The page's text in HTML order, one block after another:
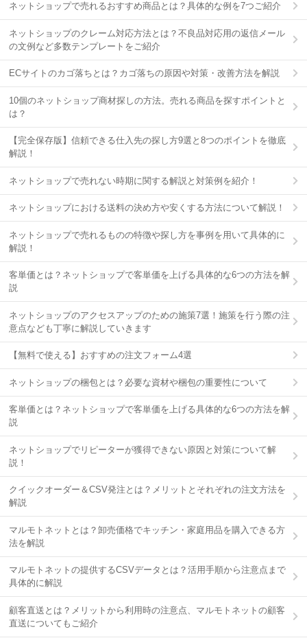
ネットショップで売れるおすすめ商品とは？具体的な例を7つご紹介
ネットショップのクレーム対応方法とは？不良品対応用の返信メール
の文例など多数テンプレートをご紹介
ECサイトのカゴ落ちとは？カゴ落ちの原因や対策・改善方法を解説
10個のネットショップ商材探しの方法。売れる商品を探すポイントと
は？
【完全保存版】信頼できる仕入先の探し方9選と8つのポイントを徹底
解説！
ネットショップで売れない時期に関する解説と対策例を紹介！
ネットショップにおける送料の決め方や安くする方法について解説！
ネットショップで売れるものの特徴や探し方を事例を用いて具体的に
解説！
客単価とは？ネットショップで客単価を上げる具体的な6つの方法を解
説
ネットショップのアクセスアップのための施策7選！施策を行う際の注
意点なども丁寧に解説していきます
【無料で使える】おすすめの注文フォーム4選
ネットショップの梱包とは？必要な資材や梱包の重要性について
客単価とは？ネットショップで客単価を上げる具体的な6つの方法を解
説
ネットショップでリピーターが獲得できない原因と対策について解
説！
クイックオーダー＆CSV発注とは？メリットとそれぞれの注文方法を
解説
マルモトネットとは？卸売価格でキッチン・家庭用品を購入できる方
法を解説
マルモトネットの提供するCSVデータとは？活用手順から注意点まで
具体的に解説
顧客直送とは？メリットから利用時の注意点、マルモトネットの顧客
直送についてもご紹介